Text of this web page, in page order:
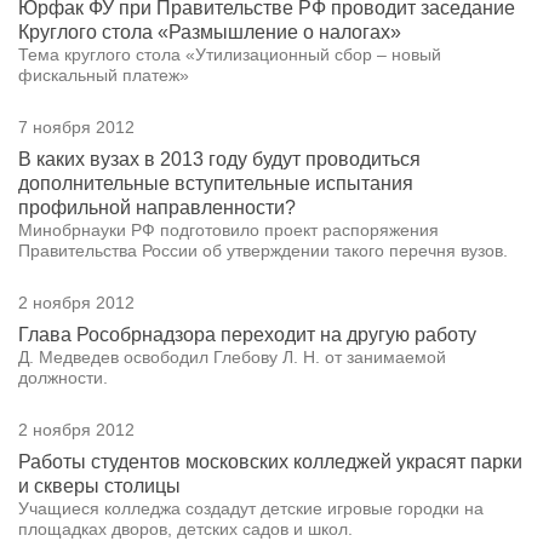
Юрфак ФУ при Правительстве РФ проводит заседание
Круглого стола «Размышление о налогах»
Тема круглого стола «Утилизационный сбор – новый
фискальный платеж»
7 ноября 2012
В каких вузах в 2013 году будут проводиться
дополнительные вступительные испытания
профильной направленности?
Минобрнауки РФ подготовило проект распоряжения
Правительства России об утверждении такого перечня вузов.
2 ноября 2012
Глава Рособрнадзора переходит на другую работу
Д. Медведев освободил Глебову Л. Н. от занимаемой
должности.
2 ноября 2012
Работы студентов московских колледжей украсят парки
и скверы столицы
Учащиеся колледжа создадут детские игровые городки на
площадках дворов, детских садов и школ.